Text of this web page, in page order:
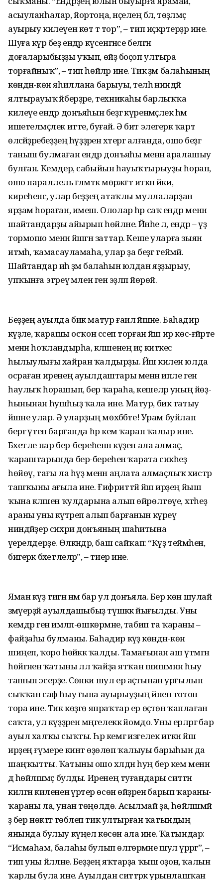
асыу­ланһалар, йортоңа, нәҫелеңә бәлә, төҙәлмәҫ
ауырыу килеүен көт тә тор”, – тип иҫкәртерҙәр ине.
Шуға күрә беҙ ендәр күсенгәнсе белгән
доғаларыбыҙҙы уҡып, өйҙә боҫоп ултыра
торғайныҡ”, – тип һөйләр ине. Тик әҙәм балаһының
көндән-көн яһиллана барыуы, теләһә ниндәй
ялтырауыҡ әйберҙәре, техникаһы барлыҡҡа
килеүе ендәр донъяһын беҙгә күренмәҫлек һәм
ишетелмәҫлек итте, буғай. Ә бит элегерәк ҡарт
өләсәйҙәребеҙҙең һүҙҙәрен хәтергә алғанда, ошо беҙгә
таныш булмаған ендәр донъяһы менән аралашыу
булған. Кемдер, сабыйын һауыҡтырыуҙы һорап,
ошо параллель ғәләмәткә мөрәжәғәт иткән йәки,
киреһенсә, улар беҙҙең атаҡлы муллаларҙан
ярҙам һораған, имеш. Ололар һәр саҡ ендәр менән
шайтандарҙы айырып һөйләне. Йәнәһе лә, ендәр – үҙ
тормошо менән йәшәгән заттар. Кеше уларға зыян
итмәһә, ҡамасауламаһа, улар ҙа беҙгә теймәй.
Шайтандар иһә әҙәм балаһын юлдан яҙҙырыу,
упҡынға этәреү әмәлен генә эҙләп йөрөй.
Беҙҙең ауылда бик матур ғаилә йәшәне. Баһадир
кәүҙәле, ҡарашы осҡон сәсеп торған йәш ир көс-ғәйрәте
менән һоҡландырһа, кәләшенең иҫ киткес
һылыулығы хайран ҡалдырҙы. Йәш килен юлда
осраған иренең ауылдаштары менән ипле генә
һаулыҡ һорашып, бер ҡараһа, кешеләр уның йөҙ-
һынынан һушһыҙ ҡала ине. Матур, бик татыу
йәшәне улар. Ә уларҙың мөхәббәте! Урам буйлап
бергә үтеп барғанда һәр кем ҡарап ҡалыр ине.
Бәхетле пар бер-береһенән күҙен ала алмаҫ, ә
ҡараштарында бер-береһенә ҡарата сикһеҙ
һөйөү, тағы ла һүҙ менән аңлата алмаҫлыҡ хистәр
ташҡыны ағыла ине. Ғифриттәй йәш ирҙең йыш
ҡына кәләшен ҡулдарына алып өйрөлтөүе, хәтһеҙ
араны уны күтәреп алып барғанын күреү
ниндәйҙер сихри донъяның шаһитына
әүерелдерҙе. Өлкәндәр, баш сайҡап: “Күҙ теймәһен,
бигерәк бәхетлеләр”, – тиер ине.
Яман күҙ тигән нәмә бар ул донъяла. Бер көн шулай
әзмәүерҙәй ауылдашыбыҙ түшәккә йығылды. Уны
кемдәр генә имләп-өшкөрмәне, табип та ҡараны –
файҙаһы булманы. Баһадир кәүҙә көндән-көн
шиңеп, ҡоро һөйәккә ҡалды. Тамағынан аш үтмәгән
һөйгәненә ҡатыны әллә ҡайҙа ятҡан шишмәнән һыу
ташып эсерҙе. Сөнки шул ер аҫтынан урғылып
сыҡҡан саф һыу ғына ауырыу­ҙың йәнен тотоп
тора ине. Тик көҙгө япраҡтар ер өҫтөн ҡаплаған
саҡта, ул күҙҙәрен мәңгелеккә йомдо. Уны ерләргә бар
ауыл халҡы сыҡты. Һәр кемгә изгелек иткән йәш
ирҙең ғүмере кинәт өҙөлөп ҡалыуы барыһын да
шаңҡытты. Ҡатыны ошо хәлдән һуң бер кем менән
дә һөйләшмәҫ булды. Иренең туғандары ситтән
килгән киленен әүрәтер өсөн өйҙәренә барып ҡараны-
ҡараны ла, унан төңөлдө. Асылмай ҙа, һөйләшмәй
ҙә бер нөктәгә төбәлеп тик ултыр­ған ҡатындың
янында булыу күңел көсөн ала ине. Ҡатындар:
“Исмаһам, балаһы булып өлгөрмәне шул әүрәргә”, –
тип уны йәлләне. Беҙҙең яҡ­тарҙа ҡыш оҙон, ҡалын
ҡарлы була ине. Ауылдан ситтәрәк урынлашҡан